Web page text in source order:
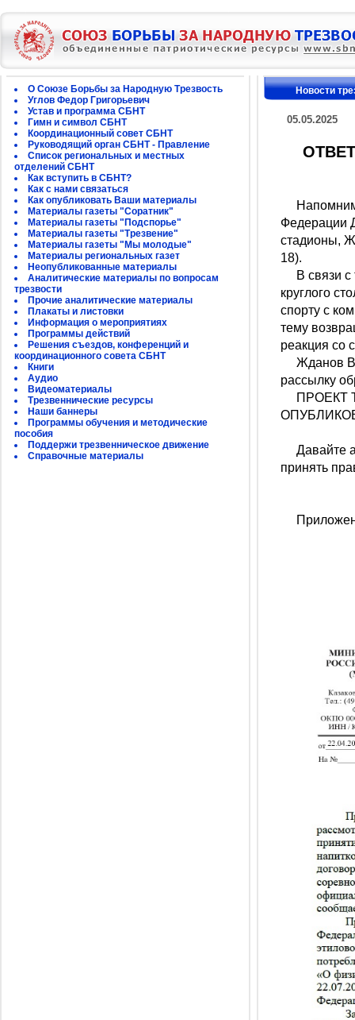
О Союзе Борьбы за Народную Трезвость
Углов Федор Григорьевич
Устав и программа СБНТ
Гимн и символ СБНТ
Координационный совет СБНТ
Руководящий орган СБНТ - Правление
Список региональных и местных
отделений СБНТ
Как вступить в СБНТ?
Как с нами связаться
Как опубликовать Ваши материалы
Материалы газеты "Соратник"
Материалы газеты "Подспорье"
Материалы газеты "Трезвение"
Материалы газеты "Мы молодые"
Материалы региональных газет
Неопубликованные материалы
Аналитические материалы по вопросам
трезвости
Прочие аналитические материалы
Плакаты и листовки
Информация о мероприятиях
Программы действий
Решения съездов, конференций и
координационного совета СБНТ
Книги
Аудио
Видеоматериалы
Трезвеннические ресурсы
Наши баннеры
Программы обучения и методические
пособия
Поддержи трезвенническое движение
Справочные материалы
Новости
05.05.2025
Напомним,
Федерации
стадионы,
18).
В связи с
круглого
спорту с
тему
реакция со
Жданов
рассылку
ПРОЕКТ
Давайте
принять